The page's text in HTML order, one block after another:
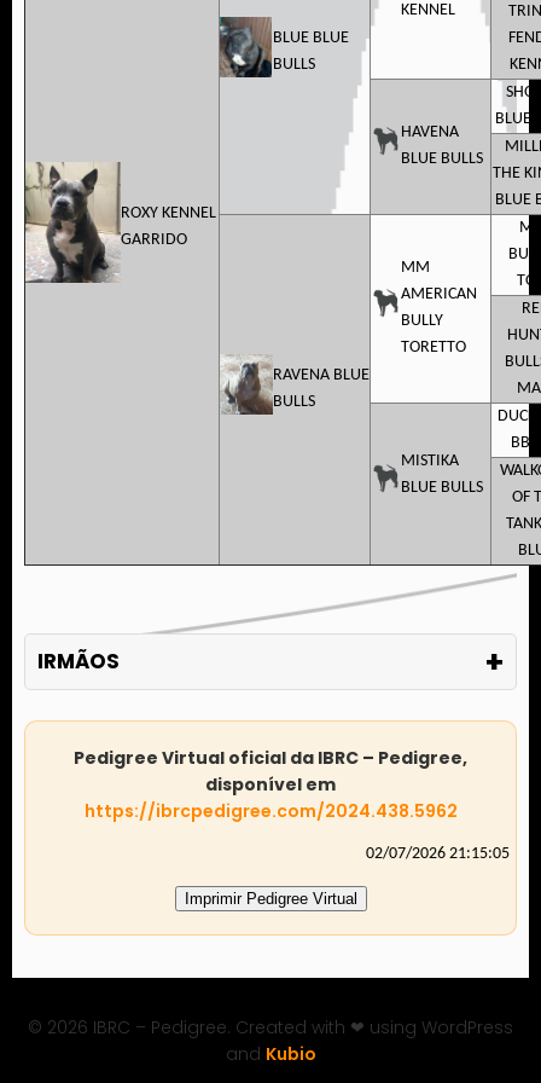
ROXY KENNEL
GARRIDO
BLUE BLUE
BULLS
KENNEL
HAVENA
BLUE BULLS
BLUE
THE
BLUE
RAVENA BLUE
BULLS
MM
AMERICAN
BULLY
TORETTO
MISTIKA
BLUE BULLS
DUCK
OF
IRMÃOS +
Pedigree Virtual oficial da IBRC – Pedigree,
disponível em
https://ibrcpedigree.com/2024.438.5962
02/07/2026 21:15:05
Imprimir Pedigree Virtual
© 2026 IBRC – Pedigree. Created with ❤ using WordPress
and Kubio